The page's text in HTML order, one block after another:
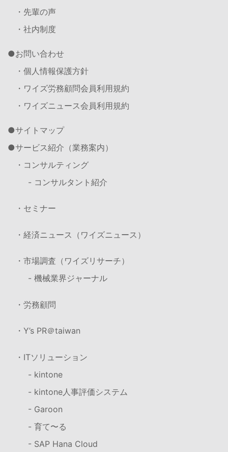
・先輩の声
・社内制度
お問い合わせ
・個人情報保護方針
・ワイズ労務顧問会員利用規約
・ワイズニュース会員利用規約
サイトマップ
サービス紹介（業務案内）
・コンサルティング
- コンサルタント紹介
・セミナー
・経済ニュース（ワイズニュース）
・市場調査（ワイズリサーチ）
- 機械業界ジャーナル
・労務顧問
・Y’s PR＠taiwan
・ITソリューション
- kintone
- kintone人事評価システム
- Garoon
- 育て〜る
- SAP Hana Cloud